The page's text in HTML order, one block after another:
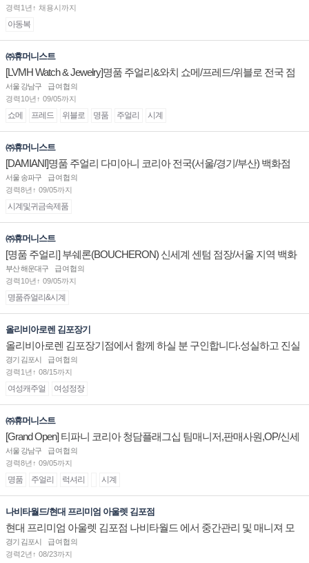
경력1년↑ 채용시까지
아동복
㈜휴머니스트
[LVMH Watch & Jewelry]명품 주얼리&와치 쇼메/프레드/위블로 전국 점
장/부점장/판매사원 채용
서울 강남구
급여협의
경력10년↑ 09/05까지
쇼메 프레드 위블로 명품 주얼리 시계
㈜휴머니스트
[DAMIANI]명품 주얼리 다미아니 코리아 전국(서울/경기/부산) 백화점
부점장/판매사원 채용
서울 송파구
급여협의
경력8년↑ 09/05까지
시계및귀금속제품
㈜휴머니스트
[명품 주얼리] 부쉐론(BOUCHERON) 신세계 센텀 점장/서울 지역 백화
점 판매사원 채용
부산 해운대구
급여협의
경력10년↑ 09/05까지
명품쥬얼리&시계
올리비아로렌 김포장기
올리비아로렌 김포장기점에서 함께 하실 분 구인합니다.성실하고 진실
된 마음 하나면 됩니다.
경기 김포시
급여협의
경력1년↑ 08/15까지
여성캐주얼 여성정장
㈜휴머니스트
[Grand Open] 티파니 코리아 청담플래그십 팀매니저,판매사원,OP/신세
계대전 판매사원 채용
서울 강남구
급여협의
경력8년↑ 09/05까지
명품 주얼리 럭셔리 시계
나비타월드/현대 프리미엄 아울렛 김포점
현대 프리미엄 아울렛 김포점 나비타월드 에서 중간관리 및 매니져 모
십니다.
경기 김포시
급여협의
경력2년↑ 08/23까지